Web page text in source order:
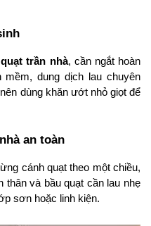
trần nhà, cần ngắt hoàn
mềm, dung dịch lau chuyên
dùng khăn ướt nhỏ giọt để
an toàn
cánh quạt theo một chiều,
thân và bầu quạt cần lau nhẹ
sơn hoặc linh kiện.